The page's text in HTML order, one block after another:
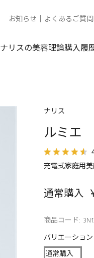
お知らせ よくあるご質問
ナリスの美容理論購入履
ナリス
ルミエ
充電式家庭用
通常購入
商品コード:
バリエーション
通常購入